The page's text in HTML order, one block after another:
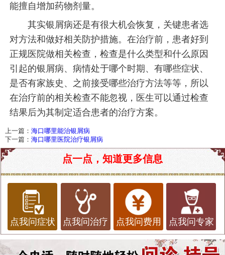
能擅自增加药物剂量。
其实银屑病还是有很大机会恢复，关键患者选
对方法和做好相关防护措施。在治疗前，患者好到
正规医院做相关检查，检查是什么类型和什么原因
引起的银屑病、病情处于哪个时期、有哪些症状、
是否有家族史、之前接受哪些治疗方法等等，所以
在治疗前的相关检查不能忽视，医生可以通过检查
结果后为其制定适合患者的治疗方案。
上一篇： 海口哪里能治银屑病
下一篇： 海口哪里医院治疗银屑病
点一点，知道更多信息
点我问症状 点我问治疗 点我问费用 点我问专家